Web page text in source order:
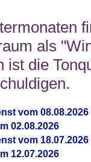
als
ist die
vom 08.08.2026
02.08.2026
vom 18.07.2026
12.07.2026